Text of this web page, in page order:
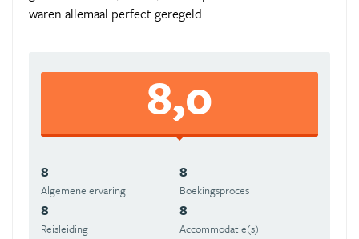
waren allemaal perfect geregeld.
8,0
8
Algemene ervaring
8
Boekingsproces
8
Reisleiding
8
Accommodatie(s)